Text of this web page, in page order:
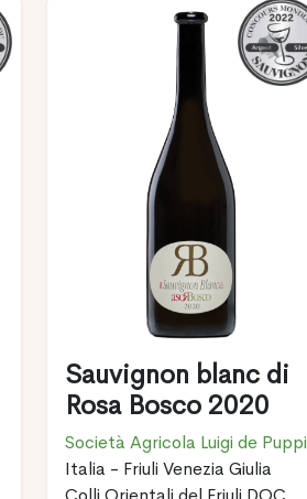
Sauvignon blanc di
Rosa Bosco 2020
Società Agricola Luigi de Puppi
Italia - Friuli Venezia Giulia